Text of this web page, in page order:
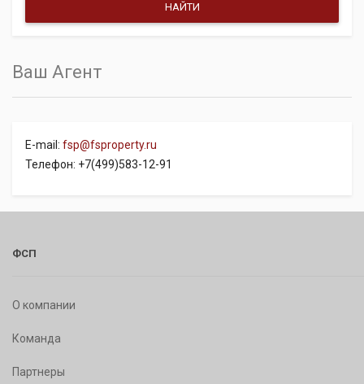
Ваш Агент
E-mail: fsp@fsproperty.ru
Телефон: +7(499)583-12-91
ФСП
О компании
Команда
Партнеры